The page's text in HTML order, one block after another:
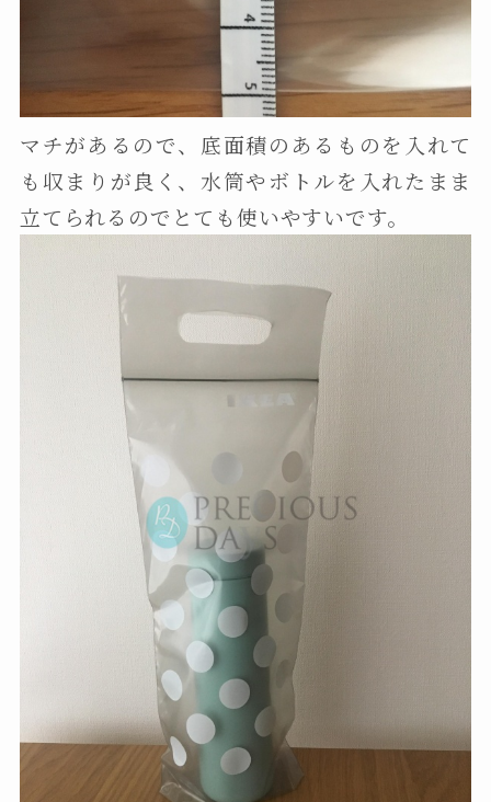
マチがあるので、底面積のあるものを入れて
も収まりが良く、水筒やボトルを入れたまま
立てられるのでとても使いやすいです。